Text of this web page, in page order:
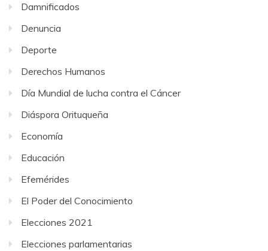
Damnificados
Denuncia
Deporte
Derechos Humanos
Día Mundial de lucha contra el Cáncer
Diáspora Orituqueña
Economía
Educación
Efemérides
El Poder del Conocimiento
Elecciones 2021
Elecciones parlamentarias